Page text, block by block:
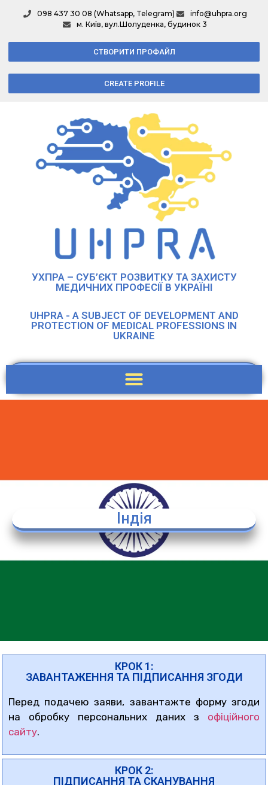
098 437 30 08 (Whatsapp, Telegram)
info@uhpra.org
м. Київ, вул.Шолуденка, будинок 3
СТВОРИТИ ПРОФАЙЛ
CREATE PROFILE
УХПРА – СУБ’ЄКТ РОЗВИТКУ ТА ЗАХИСТУ
МЕДИЧНИХ ПРОФЕСІЇ В УКРАЇНІ
UHPRA - A SUBJECT OF DEVELOPMENT AND
PROTECTION OF MEDICAL PROFESSIONS IN
UKRAINE
Індія
КРОК 1:
ЗАВАНТАЖЕННЯ ТА ПІДПИСАННЯ ЗГОДИ
Перед подачею заяви, завантажте форму згоди
на обробку персональних даних з офіційного
сайту.
КРОК 2:
ПІДПИСАННЯ ТА СКАНУВАННЯ